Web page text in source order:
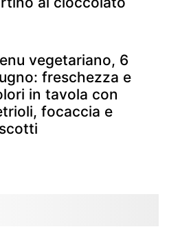
vegetariano, 6
freschezza e
in tavola con
focaccia e